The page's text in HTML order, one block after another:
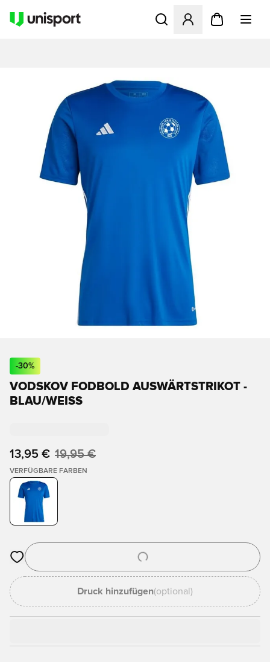
Öffnet ein neues Fenster
-30%
VODSKOV FODBOLD AUSWÄRTSTRIKOT -
BLAU/WEISS
13,95 € 19,95 €
VERFÜGBARE FARBEN
Öffnet ein neues Fenster zum Anmelden oder Registrieren
Druck hinzufügen(optional)